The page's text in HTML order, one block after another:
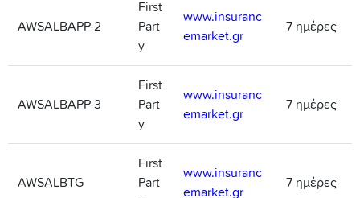
AWSALBAPP-2
First
Part
y
www.insuranc
emarket.gr
7 ημέρες
AWSALBAPP-3
First
Part
y
www.insuranc
emarket.gr
7 ημέρες
AWSALBTG
First
Part
www.insuranc
emarket.gr
7 ημέρες